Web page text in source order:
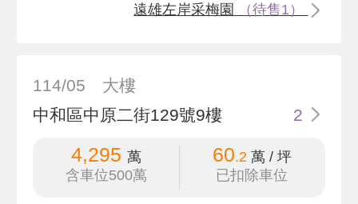
遠雄左岸采梅園 （待售1）
114/05
大樓
中和區中原二街129號9樓
2
4,295 萬
含車位500萬
60.2萬 / 坪
已扣除車位